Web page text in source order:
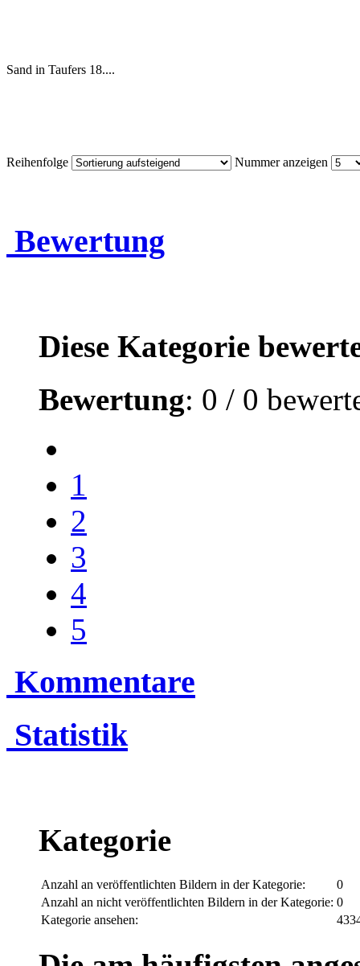
Sand in Taufers 18....
Reihenfolge Nummer anzeigen
Bewertung
Diese Kategorie
Bewertung: 0 / 0
1
2
3
4
5
Kommentare
Statistik
Kategorie
Anzahl an veröffentlichten Bildern in der Kategorie:
0
Anzahl an nicht veröffentlichten Bildern in der Kategorie: 0
Kategorie ansehen: